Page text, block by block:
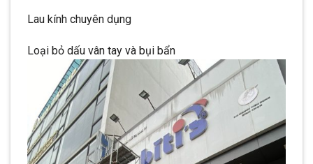
Lau kính chuyên dụng
Loại bỏ dấu vân tay và bụi bẩn